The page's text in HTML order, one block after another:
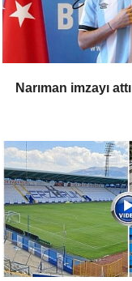
Narıman imzayı attı